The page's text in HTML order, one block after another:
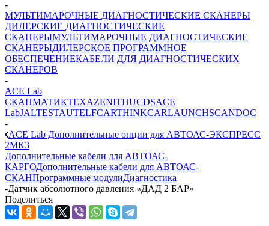
-
МУЛЬТИМАРОЧНЫЕ ДИАГНОСТИЧЕСКИЕ СКАНЕРЫ
ДИЛЕРСКИЕ ДИАГНОСТИЧЕСКИЕ
СКАНЕРЫМУЛЬТИМАРОЧНЫЕ ДИАГНОСТИЧЕСКИЕ
СКАНЕРЫДИЛЕРСКОЕ ПРОГРАММНОЕ
ОБЕСПЕЧЕНИЕКАБЕЛИ ДЛЯ ДИАГНОСТИЧЕСКИХ
СКАНЕРОВ
-
ACE Lab
СКАНМАТИКTEXAZENITHUCDSACE
LabJALTESTAUTELFCARTHINKCARLAUNCHSCANDOC
-
ACE Lab Дополнительные опции для АВТОАС-ЭКСПРЕСС
2МК3
Дополнительные кабели для АВТОАС-
КАРГОДополнительные кабели для АВТОАС-
СКАНПрограммные модулиДиагностика
-Датчик абсолютного давления «ДАД 2 БАР»
Поделиться